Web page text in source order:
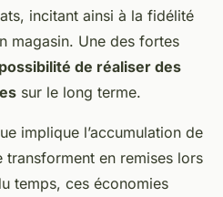
incitant ainsi à la fidélité
magasin. Une des fortes
de réaliser des
sur le long terme.
implique l’accumulation de
transforment en remises lors
temps, ces économies